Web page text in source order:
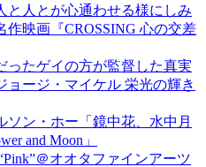
と人とが心通わせる様にしみ
作映画『CROSSING 心の交差
ったゲイの方が監督した真実
ョージ・マイケル 栄光の輝き
ソン・ホー「鏡中花、水中月
and Moon」
＠オオタファインアーツ